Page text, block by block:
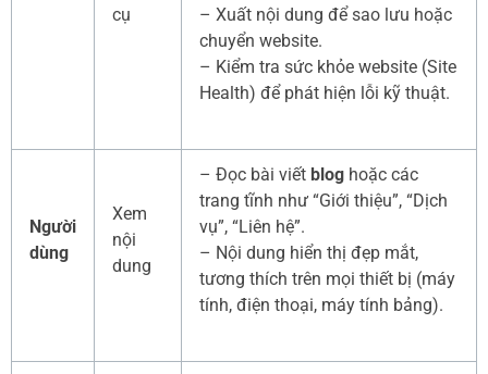
cụ
– Xuất nội dung để sao lưu hoặc
chuyển website.
– Kiểm tra sức khỏe website (Site
Health) để phát hiện lỗi kỹ thuật.
Người
dùng
Xem
nội
dung
– Đọc bài viết blog hoặc các
trang tĩnh như “Giới thiệu”, “Dịch
vụ”, “Liên hệ”.
– Nội dung hiển thị đẹp mắt,
tương thích trên mọi thiết bị (máy
tính, điện thoại, máy tính bảng).